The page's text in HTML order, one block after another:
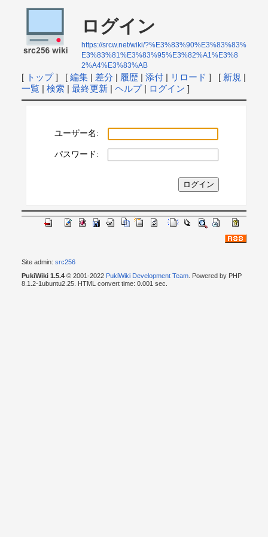
ログイン
https://srcw.net/wiki/?%E3%83%90%E3%83%83%
E3%83%81%E3%83%95%E3%82%A1%E3%8
2%A4%E3%83%AB
[ トップ] [ 編集| 差分 | 履歴| 添付| リロード ] [ 新規 |
一覧| 検索| 最終更新| ヘルプ| ログイン ]
ユーザー名:
パスワード:
Site admin: src256
PukiWiki 1.5.4© 2001-2022 PukiWiki Development Team. Powered by PHP
8.1.2-1ubuntu2.25. HTML convert time: 0.001 sec.